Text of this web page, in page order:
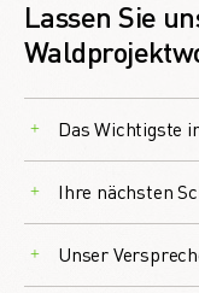
Lassen Sie
Das Wichtigste
Ihre nächsten
Unser